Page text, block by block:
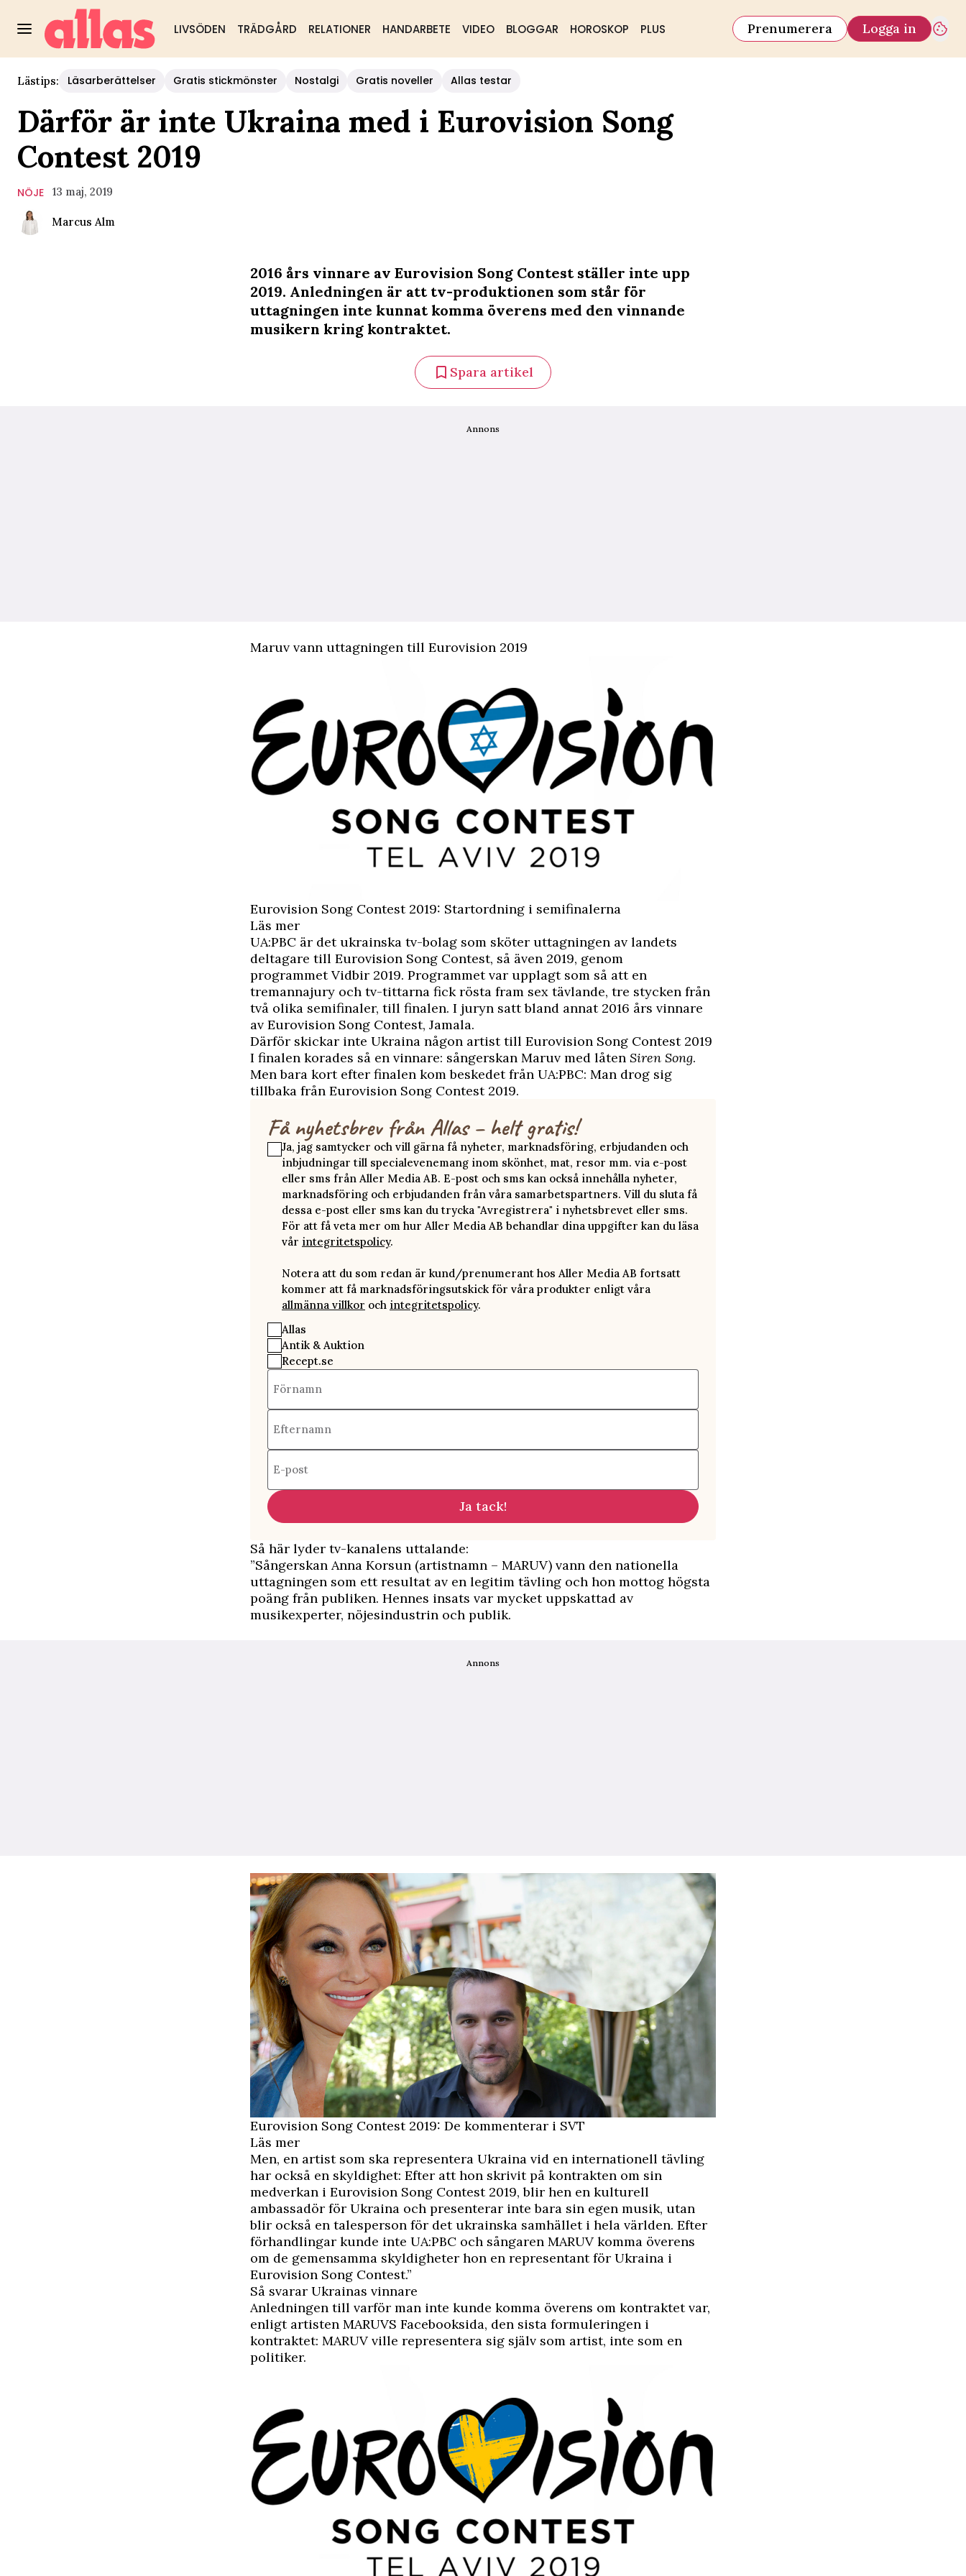
LIVSÖDEN TRÄDGÅRD RELATIONER HANDARBETE VIDEO BLOGGAR HOROSKOP PLUS Prenumerera Logga in
Lästips: Läsarberättelser Gratis stickmönster Nostalgi Gratis noveller Allas testar
Därför är inte Ukraina med i Eurovision Song
Contest 2019
NÖJE 13 maj, 2019
Marcus Alm
2016 års vinnare av Eurovision Song Contest ställer inte upp
2019. Anledningen är att tv-produktionen som står för
uttagningen inte kunnat komma överens med den vinnande
musikern kring kontraktet.
Spara artikel
Annons
Maruv vann uttagningen till Eurovision 2019
Eurovision Song Contest 2019: Startordning i semifinalerna
Läs mer
UA:PBC är det ukrainska tv-bolag som sköter uttagningen av landets
deltagare till Eurovision Song Contest, så även 2019, genom
programmet Vidbir 2019. Programmet var upplagt som så att en
tremannajury och tv-tittarna fick rösta fram sex tävlande, tre stycken från
två olika semifinaler, till finalen. I juryn satt bland annat 2016 års vinnare
av Eurovision Song Contest, Jamala.
Därför skickar inte Ukraina någon artist till Eurovision Song Contest 2019
I finalen korades så en vinnare: sångerskan Maruv med låten Siren Song.
Men bara kort efter finalen kom beskedet från UA:PBC: Man drog sig
tillbaka från Eurovision Song Contest 2019.
Få nyhetsbrev från Allas – helt gratis!
Ja, jag samtycker och vill gärna få nyheter, marknadsföring, erbjudanden och
inbjudningar till specialevenemang inom skönhet, mat, resor mm. via e-post
eller sms från Aller Media AB. E-post och sms kan också innehålla nyheter,
marknadsföring och erbjudanden från våra samarbetspartners. Vill du sluta få
dessa e-post eller sms kan du trycka "Avregistrera" i nyhetsbrevet eller sms.
För att få veta mer om hur Aller Media AB behandlar dina uppgifter kan du läsa
vår integritetspolicy.
Notera att du som redan är kund/prenumerant hos Aller Media AB fortsatt
kommer att få marknadsföringsutskick för våra produkter enligt våra
allmänna villkor och integritetspolicy.
Allas
Antik & Auktion
Recept.se
Förnamn
Efternamn
E-post
Ja tack!
Så här lyder tv-kanalens uttalande:
”Sångerskan Anna Korsun (artistnamn – MARUV) vann den nationella
uttagningen som ett resultat av en legitim tävling och hon mottog högsta
poäng från publiken. Hennes insats var mycket uppskattad av
musikexperter, nöjesindustrin och publik.
Annons
Eurovision Song Contest 2019: De kommenterar i SVT
Läs mer
Men, en artist som ska representera Ukraina vid en internationell tävling
har också en skyldighet: Efter att hon skrivit på kontrakten om sin
medverkan i Eurovision Song Contest 2019, blir hen en kulturell
ambassadör för Ukraina och presenterar inte bara sin egen musik, utan
blir också en talesperson för det ukrainska samhället i hela världen. Efter
förhandlingar kunde inte UA:PBC och sångaren MARUV komma överens
om de gemensamma skyldigheter hon en representant för Ukraina i
Eurovision Song Contest.”
Så svarar Ukrainas vinnare
Anledningen till varför man inte kunde komma överens om kontraktet var,
enligt artisten MARUVS Facebooksida, den sista formuleringen i
kontraktet: MARUV ville representera sig själv som artist, inte som en
politiker.